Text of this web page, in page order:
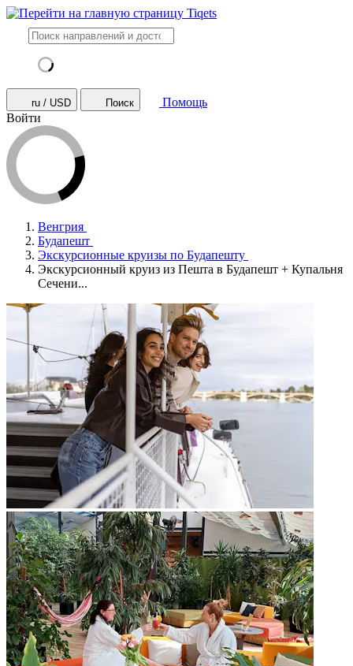
ru / USD Поиск
Помощь
Войти
Венгрия
Будапешт
Экскурсионные круизы по Будапешту
Экскурсионный круиз из Пешта в Будапешт + Купальня
Сечени...